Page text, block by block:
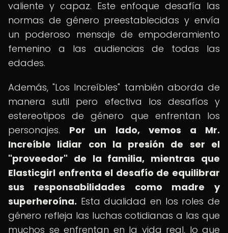
valiente y capaz. Este enfoque desafía las
normas de género preestablecidas y envía
un poderoso mensaje de empoderamiento
femenino a las audiencias de todas las
edades.
Además, "Los Increíbles" también aborda de
manera sutil pero efectiva los desafíos y
estereotipos de género que enfrentan los
personajes. Por un lado, vemos a Mr.
Increíble lidiar con la presión de ser el
"proveedor" de la familia, mientras que
Elasticgirl enfrenta el desafío de equilibrar
sus responsabilidades como madre y
superheroína. Esta dualidad en los roles de
género refleja las luchas cotidianas a las que
muchos se enfrentan en la vida real, lo que